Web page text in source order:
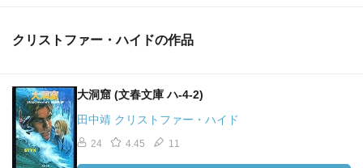
奮起したメンバーが集結する。ただ一人銃を携行していた
の退役軍人や鉄道マニアの技師に列車のポーター、さらに
は旅行好きの老婦人に元ドイツ空軍の老飛行士など。そこ
へ助っ人として、当初から事件を追っていた元FBIのテロ研
究員とアムトラックの保安員らが、隙を見て列車に潜入し
クリストファー・ハイドの作品
大洞窟 (文春文庫 ハ-4-2)
田中靖 クリストファー・ハイド
24 4.45 11